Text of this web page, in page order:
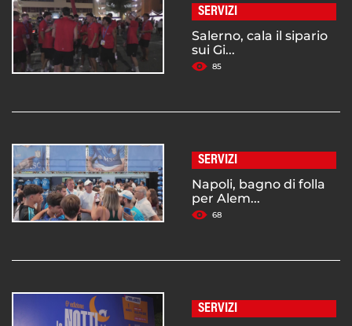
SERVIZI
Salerno, cala il sipario
sui Gi...
85
SERVIZI
Napoli, bagno di folla
per Alem...
68
SERVIZI